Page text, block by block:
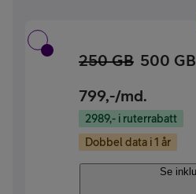
250 GB 500 GB
799,-/md.
2989,- i ruterrabatt
Dobbel data i 1 år